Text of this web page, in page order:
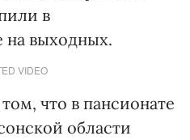
в
выходных.
VIDEO
что в пансионате
области